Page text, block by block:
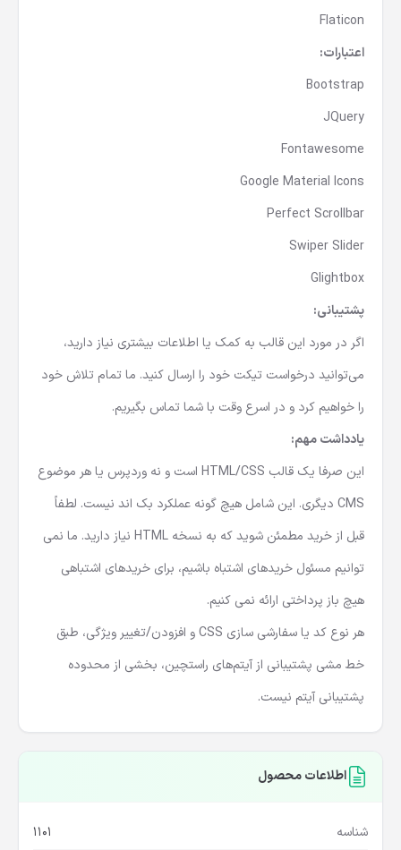
Flaticon
اعتبارات:
Bootstrap
JQuery
Fontawesome
Google Material Icons
Perfect Scrollbar
Swiper Slider
Glightbox
پشتیبانی:
اگر در مورد این قالب به کمک یا اطلاعات بیشتری نیاز دارید،
می‌توانید درخواست تیکت خود را ارسال کنید. ما تمام تلاش خود
را خواهیم کرد و در اسرع وقت با شما تماس بگیریم.
یادداشت مهم:
این صرفا یک قالب HTML/CSS است و نه وردپرس یا هر موضوع
CMS دیگری. این شامل هیچ گونه عملکرد بک اند نیست. لطفاً
قبل از خرید مطمئن شوید که به نسخه HTML نیاز دارید. ما نمی‌
توانیم مسئول خریدهای اشتباه باشیم، برای خریدهای اشتباهی
هیچ باز پرداختی ارائه نمی‌ کنیم.
هر نوع کد یا سفارشی‌ سازی CSS و افزودن/تغییر ویژگی، طبق
خط‌ مشی پشتیبانی از آیتم‌های راستچین، بخشی از محدوده
پشتیبانی آیتم نیست.
اطلاعات محصول
شناسه 1101